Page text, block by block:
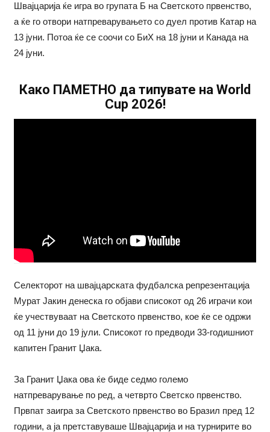
Швајцарија ќе игра во групата Б на Светското првенство,
а ќе го отвори натпреварувањето со дуел против Катар на
13 јуни. Потоа ќе се соочи со БиХ на 18 јуни и Канада на
24 јуни.
Како ПАМЕТНО да типувате на World
Cup 2026!
Селекторот на швајцарската фудбалска репрезентација
Мурат Јакин денеска го објави списокот од 26 играчи кои
ќе учествуваат на Светското првенство, кое ќе се одржи
од 11 јуни до 19 јули. Списокот го предводи 33-годишниот
капитен Гранит Џака.
За Гранит Џака ова ќе биде седмо големо
натпреварување по ред, а четврто Светско првенство.
Првпат заигра за Светското првенство во Бразил пред 12
години, а ја претставуваше Швајцарија и на турнирите во